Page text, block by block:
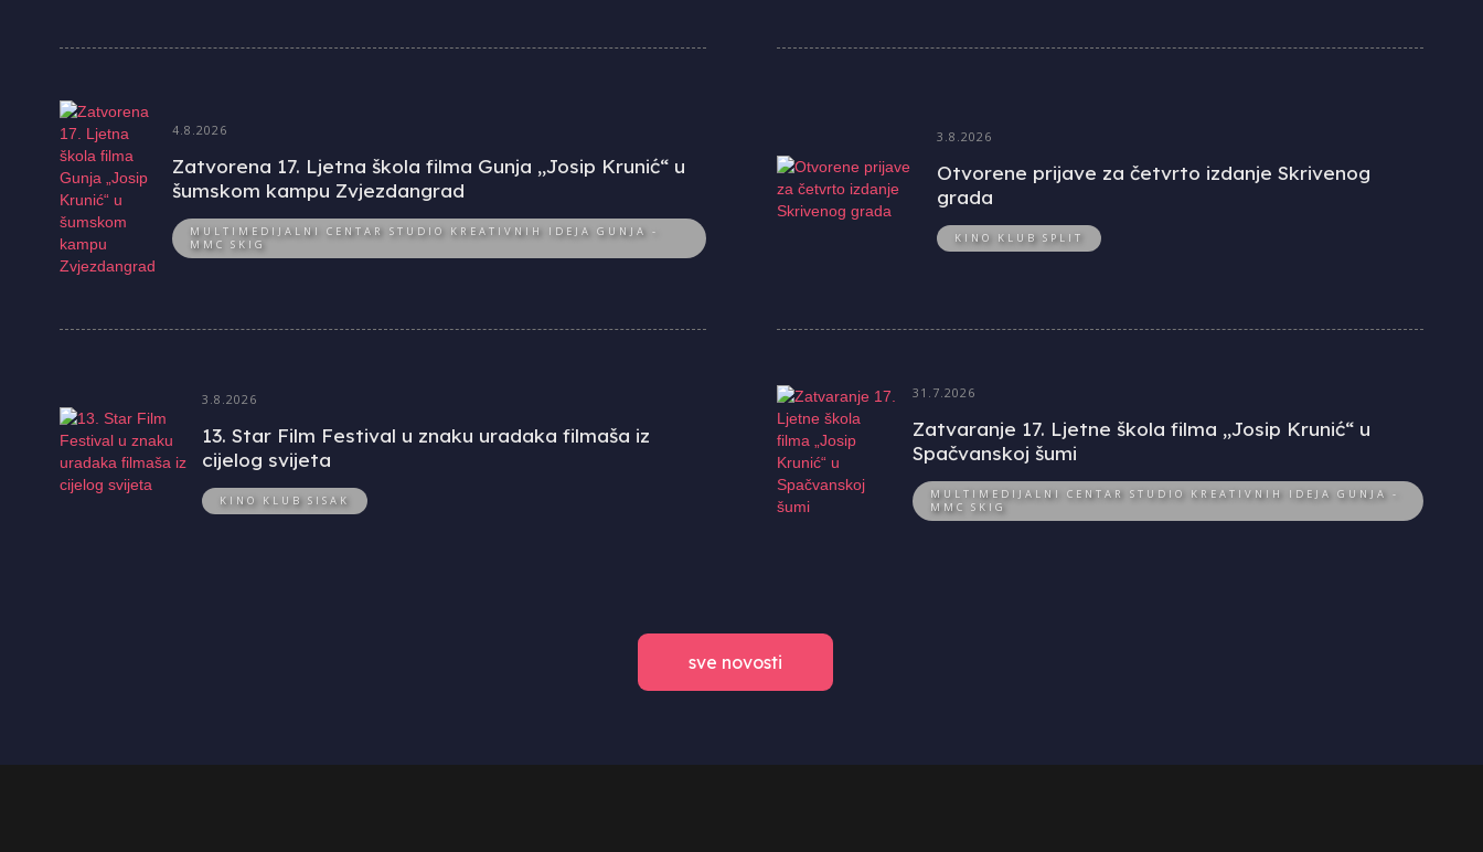
4.8.2026
Zatvorena 17. Ljetna škola filma Gunja „Josip Krunić“ u
šumskom kampu Zvjezdangrad
MULTIMEDIJALNI CENTAR STUDIO KREATIVNIH IDEJA GUNJA -
MMC SKIG
3.8.2026
Otvorene prijave za četvrto izdanje Skrivenog
grada
KINO KLUB SPLIT
3.8.2026
13. Star Film Festival u znaku uradaka filmaša iz
cijelog svijeta
KINO KLUB SISAK
31.7.2026
Zatvaranje 17. Ljetne škola filma „Josip Krunić“ u
Spačvanskoj šumi
MULTIMEDIJALNI CENTAR STUDIO KREATIVNIH IDEJA GUNJA -
MMC SKIG
sve novosti